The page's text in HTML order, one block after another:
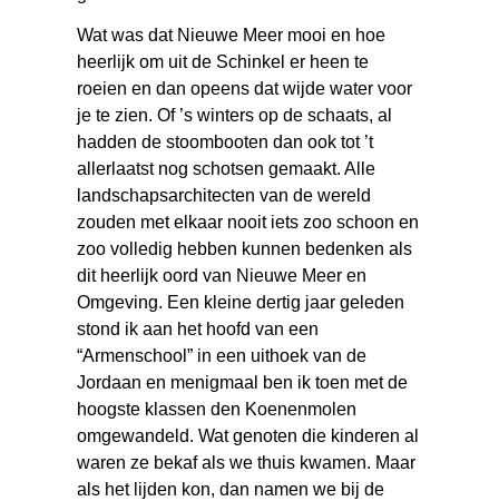
Wat was dat Nieuwe Meer mooi en hoe
heerlijk om uit de Schinkel er heen te
roeien en dan opeens dat wijde water voor
je te zien. Of ’s winters op de schaats, al
hadden de stoombooten dan ook tot ’t
allerlaatst nog schotsen gemaakt. Alle
landschapsarchitecten van de wereld
zouden met elkaar nooit iets zoo schoon en
zoo volledig hebben kunnen bedenken als
dit heerlijk oord van Nieuwe Meer en
Omgeving. Een kleine dertig jaar geleden
stond ik aan het hoofd van een
“Armenschool” in een uithoek van de
Jordaan en menigmaal ben ik toen met de
hoogste klassen den Koenenmolen
omgewandeld. Wat genoten die kinderen al
waren ze bekaf als we thuis kwamen. Maar
als het lijden kon, dan namen we bij de